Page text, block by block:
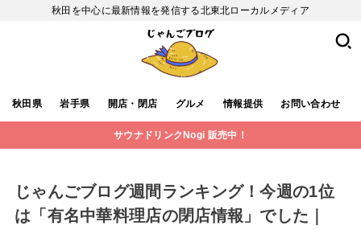
秋田を中心に最新情報を発信する北東北ローカルメディア
秋田県 岩手県 開店・閉店 グルメ 情報提供 お問い合わせ
サウナドリンクNogi 販売中！
じゃんごブログ週間ランキング！今週の1位
は「有名中華料理店の閉店情報」でした｜